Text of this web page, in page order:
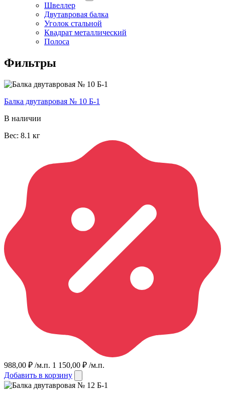
Швеллер
Двутавровая балка
Уголок стальной
Квадрат металлический
Полоса
Фильтры
Балка двутавровая № 10 Б-1
В наличии
Вес: 8.1 кг
988,00 ₽ /м.п. 1 150,00 ₽ /м.п.
Добавить в корзину